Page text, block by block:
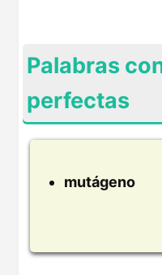
Palabras
perfectas
mutágeno